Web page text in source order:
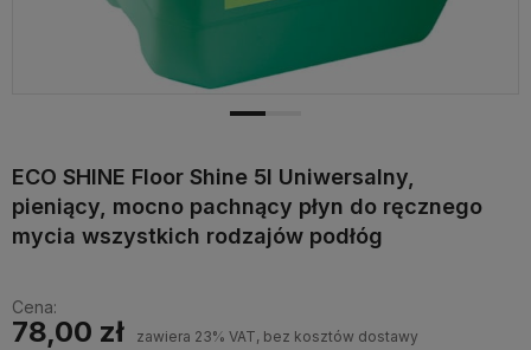
ECO SHINE Floor Shine 5l Uniwersalny,
pieniący, mocno pachnący płyn do ręcznego
mycia wszystkich rodzajów podłóg
Cena:
78,00 zł zawiera 23% VAT, bez kosztów dostawy